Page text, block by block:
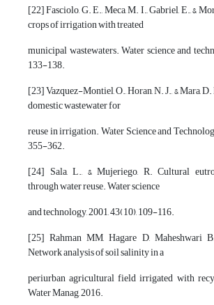
[22] Fasciolo, G. E., Meca, M. I., Gabriel, E., &
crops of irrigation with treated
municipal wastewaters. Water science and
133-138.
[23] Vazquez-Montiel, O., Horan, N. J., & Mara,
domestic wastewater for
reuse in irrigation. Water Science and
355-362.
[24] Sala, L., & Mujeriego, R. Cultural
through water reuse. Water science
and technology, 2001, 43(10), 109-116.
[25] Rahman MM, Hagare D, Maheshwari
Network analysis of soil salinity in a
periurban agricultural field irrigated with
Water Manag, 2016.